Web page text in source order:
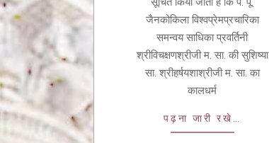
जैनकोकिला विश्वप्रेमप्रचारिका
समन्वय साधिका प्रवर्तिनी
श्रीविचक्षणश्रीजी म. सा. की सुशिष्या
सा. श्रीहर्षयशाश्रीजी म. सा. का
कालधर्म
पढ़ना जारी रखे…